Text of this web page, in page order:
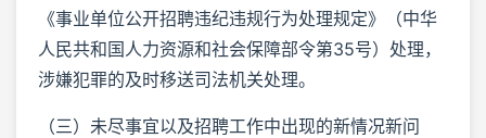
《事业单位公开招聘违纪违规行为处理规定》（中华
人民共和国人力资源和社会保障部令第35号）处理，
涉嫌犯罪的及时移送司法机关处理。
（三）未尽事宜以及招聘工作中出现的新情况新问